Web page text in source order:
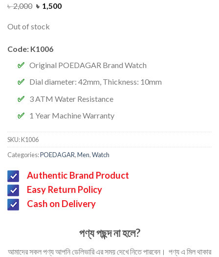
৳2,000 ৳ 1,500
Out of stock
Code: K1006
Original POEDAGAR Brand Watch
Dial diameter: 42mm, Thickness: 10mm
3 ATM Water Resistance
1 Year Machine Warranty
SKU:K1006
Categories:POEDAGAR,Men,Watch
Authentic Brand Product
Easy Return Policy
Cash on Delivery
পণ্য পছন্দ না হলে?
আমাদের সকল পণ্য আপনি ডেলিভারি এর সময় দেখে নিতে পারবেন। পণ্য এ মিল থাকার